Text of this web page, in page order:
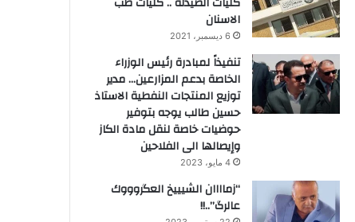
الاسنان
6 ديسمبر، 2021
تنفيذاً لمبادرة رئيس الوزراء
الخاصة بدعم المزارعين… مدير
توزيع المنتجات النفطية الاستاذ
حسين طالب يوجه بتوفير
حوضيات خاصة لنقل مادة الكاز
وإيصالها الى الفلاحين
4 مايو، 2023
“زماااان الشيييخ العگروووك
عالرگ”..!!